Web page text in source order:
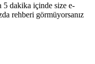
5 dakika içinde size e-
rehberi görmüyorsanız